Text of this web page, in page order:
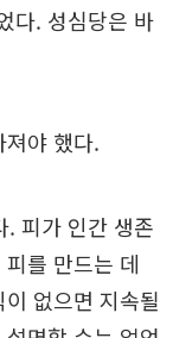
다. 성심당은 바
야 했다.
. 피가 인간 생존
를 만드는 데
없으면 지속될